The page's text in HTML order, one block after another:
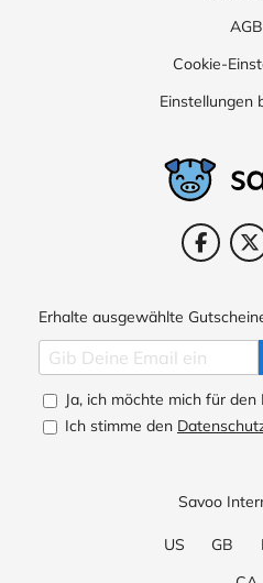
AGB
Cookie-
Einstellungen
Erhalte ausgewählte
Ja, ich möchte mich für
Ich stimme den
Savoo
US GB